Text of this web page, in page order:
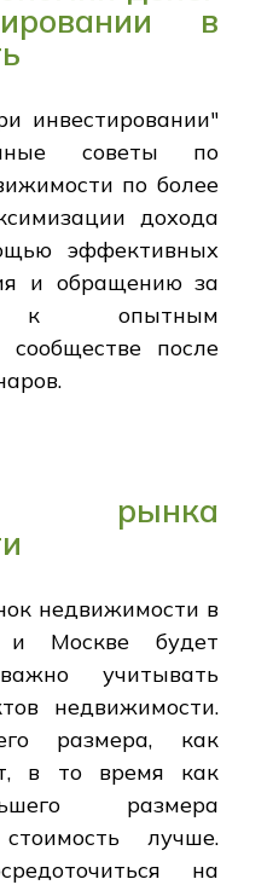
в
инвестировании"
советы по
по более
дохода
эффективных
и обращению за
к опытным
после
рынка
недвижимости в
и Москве будет
учитывать
недвижимости.
размера, как
в то время как
размера
лучше.
на